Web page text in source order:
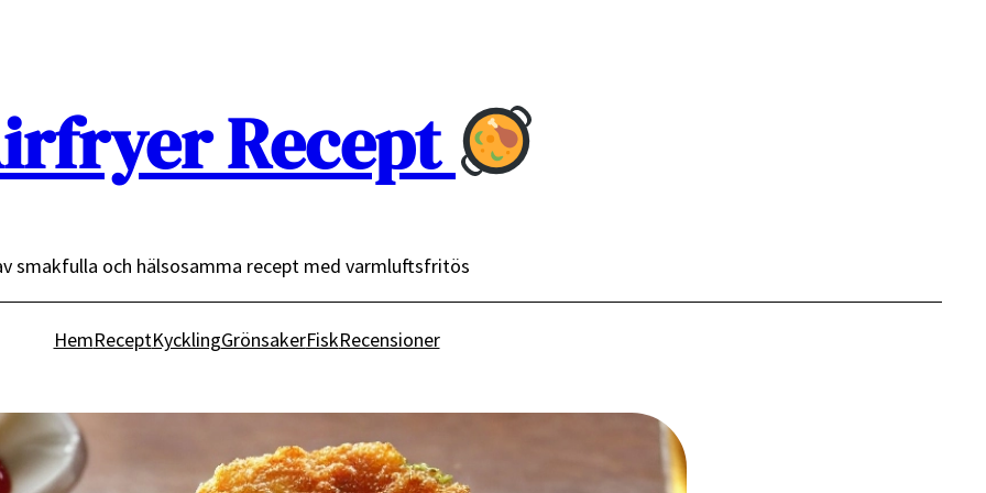
Recept
smakfulla och hälsosamma recept med varmluftsfritös
HemReceptKycklingGrönsakerFiskRecensioner